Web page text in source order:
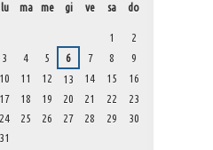
lu ma me gi ve sa do
1
2
3
4 5 6 7 8
9
10
11 12 13 14 15
16
17
18 19 20 21 22
23
24
25 26 27 28 29
30
31